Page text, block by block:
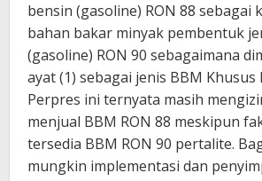
bensin (gasoline) RON 88 sebagai
bahan bakar minyak pembentuk
(gasoline) RON 90 sebagaimana
ayat (1) sebagai jenis BBM Khusus
Perpres ini ternyata masih
menjual BBM RON 88 meskipun
tersedia BBM RON 90 pertalite.
mungkin implementasi dan